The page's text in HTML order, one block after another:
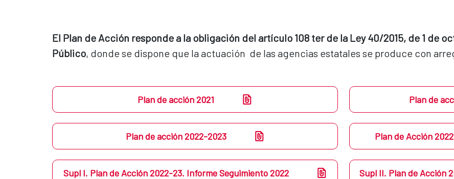
El Plan de Acción responde a la obligación del artículo 108 ter de la Ley 40/2015, de 1 de
Público, donde se dispone que la actuación  de las agencias estatales se produce con
Plan de acción 2021 Plan de
Plan de acción 2022-2023 Plan de Acción
Supl I. Plan de Acción 2022-23. Informe Seguimiento 2022 Supl II. Plan de Acción